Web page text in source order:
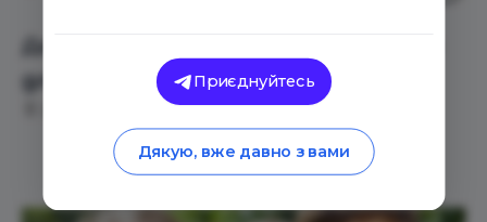
Денний табір на літніх канікулах
для школярів
26 Червня 2017 1459
Приєднуйтесь
Дякую, вже давно з вами